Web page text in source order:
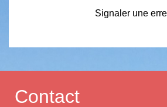
Signaler une
Contact